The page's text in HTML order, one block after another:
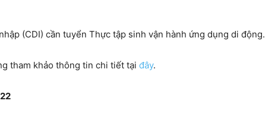
(CDI) cần tuyển Thực tập sinh vận hành ứng dụng di động.
tham khảo thông tin chi tiết tại đây.